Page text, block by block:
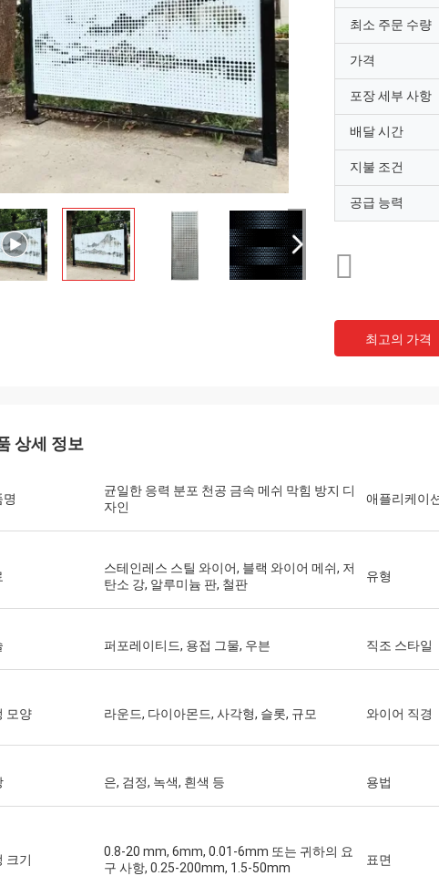
최소 주문 수량
가격
포장 세부 사항
배달 시간
지불 조건
공급 능력
최고의 가격
상세 정보
명
균일한 응력 분포 천공 금속 메쉬 막힘 방지 디
자인
애플리케이
스테인레스 스틸 와이어, 블랙 와이어 메쉬, 저
탄소 강, 알루미늄 판, 철판
유형
퍼포레이티드, 용접 그물, 우븐 직조 스타일
모양 라운드, 다이아몬드, 사각형, 슬롯, 규모 와이어 직경
은, 검정, 녹색, 흰색 등 용법
크기
0.8-20 mm, 6mm, 0.01-6mm 또는 귀하의 요
구 사항, 0.25-200mm, 1.5-50mm
표면